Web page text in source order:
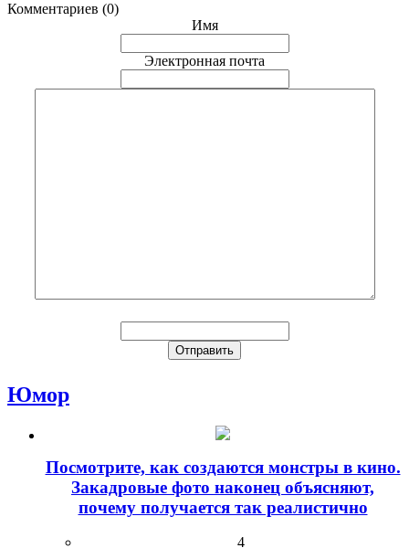
Комментариев (0)
Имя
Электронная почта
Юмор
Посмотрите, как создаются монстры в кино.
Закадровые фото наконец объясняют,
почему получается так реалистично
4